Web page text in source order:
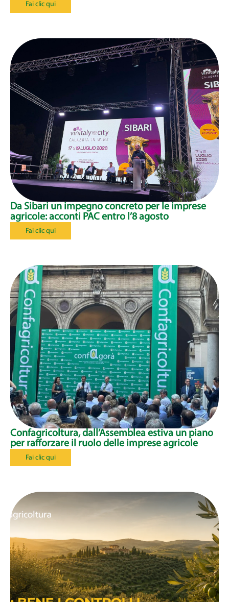
Fai clic qui
Da Sibari un impegno concreto per le imprese
agricole: acconti PAC entro l’8 agosto
Fai clic qui
Confagricoltura, dall’Assemblea estiva un piano
per rafforzare il ruolo delle imprese agricole
Fai clic qui